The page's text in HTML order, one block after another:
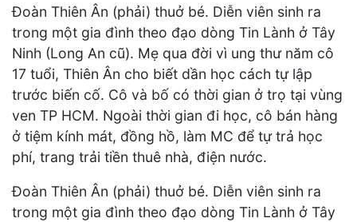
Đoàn Thiên Ân (phải) thuở bé. Diễn viên sinh ra
trong một gia đình theo đạo dòng Tin Lành ở Tây
Ninh (Long An cũ). Mẹ qua đời vì ung thư năm cô
17 tuổi, Thiên Ân cho biết dần học cách tự lập
trước biến cố. Cô và bố có thời gian ở trọ tại vùng
ven TP HCM. Ngoài thời gian đi học, cô bán hàng
ở tiệm kính mát, đồng hồ, làm MC để tự trả học
phí, trang trải tiền thuê nhà, điện nước.
Đoàn Thiên Ân (phải) thuở bé. Diễn viên sinh ra
trong một gia đình theo đạo dòng Tin Lành ở Tây